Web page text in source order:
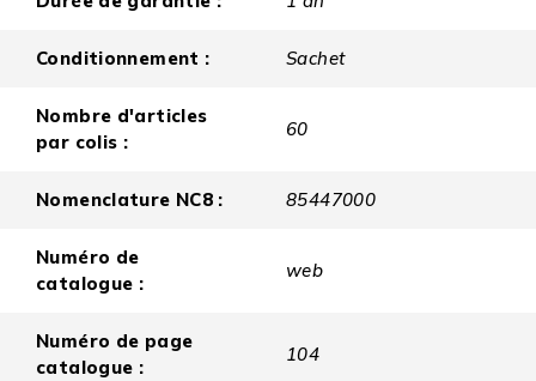
Conditionnement : Sachet
Nombre d'articles
par colis :
60
Nomenclature NC8 : 85447000
Numéro de
catalogue :
web
Numéro de page
catalogue :
104